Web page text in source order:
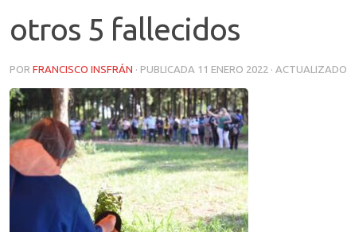
otros 5 fallecidos
POR FRANCISCO INSFRÁN · PUBLICADA 11 ENERO 2022 · ACTUALIZADO